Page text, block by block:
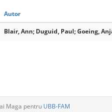
Autor
Blair, Ann; Duguid, Paul; Goeing,
Maga pentru UBB-FAM